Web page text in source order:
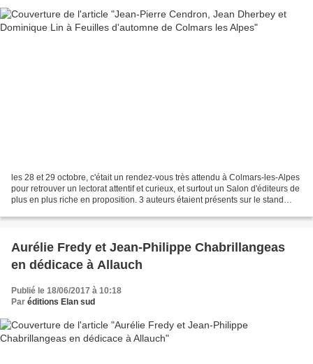
les 28 et 29 octobre, c'était un rendez-vous très attendu à Colmars-les-Alpes
pour retrouver un lectorat attentif et curieux, et surtout un Salon d'éditeurs de
plus en plus riche en proposition. 3 auteurs étaient présents sur le stand
Aurélie Fredy et Jean-Philippe Chabrillangeas
en dédicace à Allauch
Publié le 18/06/2017 à 10:18
Par éditions Elan sud